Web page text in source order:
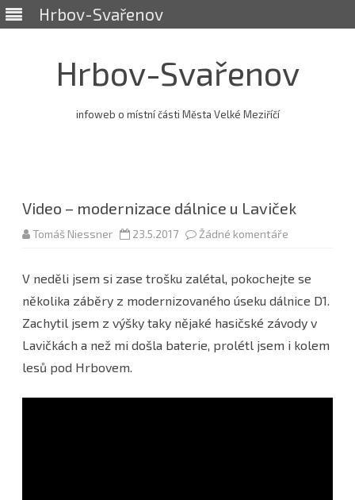
Hrbov-Svařenov
Hrbov-Svařenov
infoweb o místní části Města Velké Meziříčí
Video – modernizace dálnice u Laviček
Tomáš Niessner 23.5.2017 Žádné komentáře
Video
modernizace
u
Laviček
V neděli jsem si zase trošku zalétal, pokochejte se
několika záběry z modernizovaného úseku dálnice D1.
Zachytil jsem z výšky taky nějaké hasičské závody v
Lavičkách a než mi došla baterie, prolétl jsem i kolem
lesů pod Hrbovem.